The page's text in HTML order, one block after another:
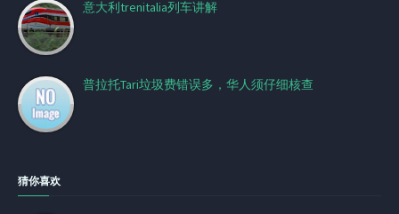
意大利trenitalia列车讲解
普拉托Tari垃圾费错误多，华人须仔细核查
猜你喜欢